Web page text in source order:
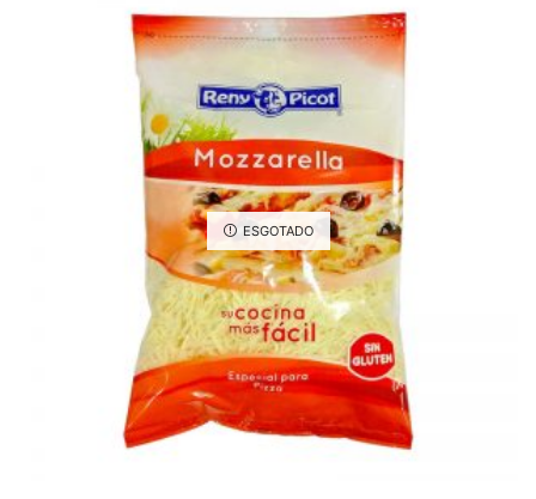
ESGOTADO